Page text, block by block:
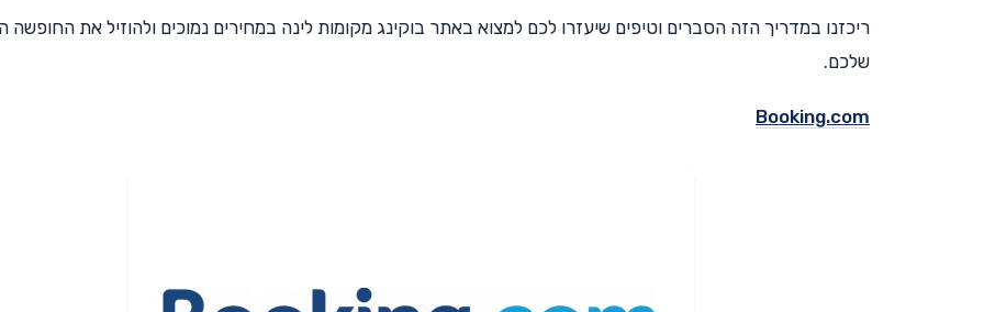
ריכזנו במדריך הזה הסברים וטיפים שיעזרו לכם למצוא באתר בוקינג מקומות לינה במחירים נמוכים ולהוזיל את החופשה
שלכם.
Booking.com